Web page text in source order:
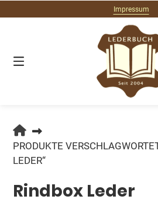
zum
Impressum
LEDERBUCH.DE
PRODUKTE
LEDER“
Rindbox Leder